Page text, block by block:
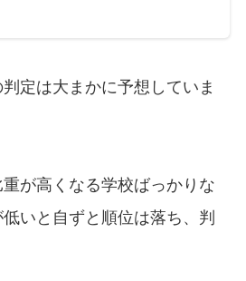
定は大まかに予想していま
が高くなる学校ばっかりな
いと自ずと順位は落ち、判